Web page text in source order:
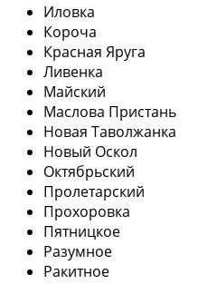
Иловка
Короча
Красная Яруга
Ливенка
Майский
Маслова Пристань
Новая Таволжанка
Новый Оскол
Октябрьский
Пролетарский
Прохоровка
Пятницкое
Разумное
Ракитное